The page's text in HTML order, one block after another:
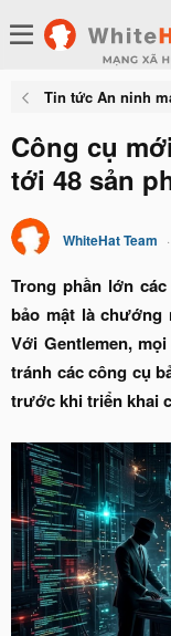
Tin tức An ninh
Công cụ
tới 48 sản
WhiteHat Team
Trong phần lớn
bảo mật là chướng
Với Gentlemen,
tránh các công cụ
trước khi triển khai